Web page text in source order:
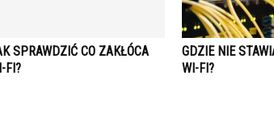
SPRAWDZIĆ CO ZAKŁÓCA
FI?
GDZIE NIE
WI-FI?